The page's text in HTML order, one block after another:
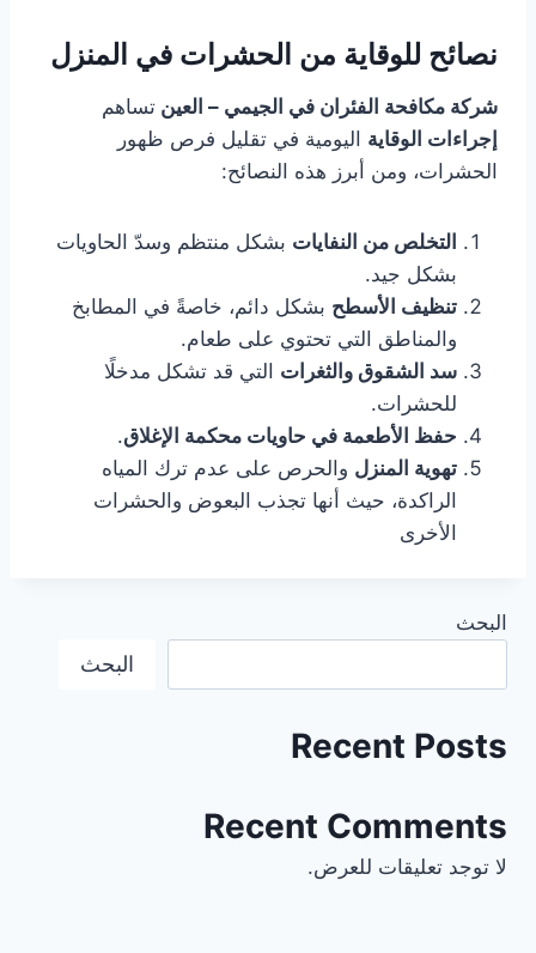
نصائح للوقاية من الحشرات في المنزل
شركة مكافحة الفئران في الجيمي – العين تساهم
إجراءات الوقاية اليومية في تقليل فرص ظهور
الحشرات، ومن أبرز هذه النصائح:
التخلص من النفايات بشكل منتظم وسدّ الحاويات
بشكل جيد.
تنظيف الأسطح بشكل دائم، خاصةً في المطابخ
والمناطق التي تحتوي على طعام.
سد الشقوق والثغرات التي قد تشكل مدخلًا
للحشرات.
حفظ الأطعمة في حاويات محكمة الإغلاق.
تهوية المنزل والحرص على عدم ترك المياه
الراكدة، حيث أنها تجذب البعوض والحشرات
الأخرى
البحث
البحث
Recent Posts
Recent Comments
لا توجد تعليقات للعرض.